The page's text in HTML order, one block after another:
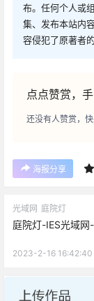
布。任何个人或
集、发布本站内
容侵犯了原著者
点点赞赏，
还没有人赞赏，
海报分享
光域网 庭院灯
庭院灯-IES光域
2023-2-16 16:42:40